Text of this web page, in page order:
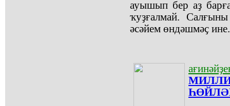
ауышып бер аҙ
ҡуҙғалмай.
әсәйем өндәшмәҫ ине.
МИЛЛИ